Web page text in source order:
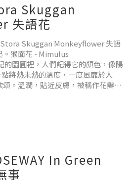
Skuggan
失語花
Skuggan Monkeyflower 失語
。猴面花 - Mimulus
園圃裡，人們記得它的顏色，像陽
將熱未熱的溫度，一度風靡於人
。溫潤，貼近皮膚，被稱作花瓣般
彿從未存在過。 只剩下零碎記錄留
一再追問，卻始終沒有回應。 於是
In Green
事